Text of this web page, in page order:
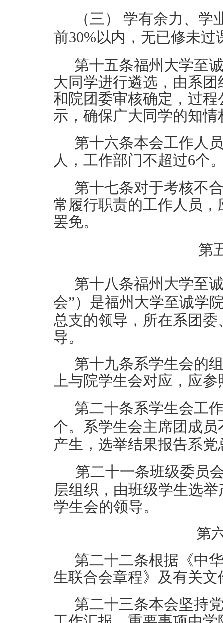
（三） 学有余力、学
前30%以内，无已修未过
第十五条福州大学至
大同学进行遴选，由系团
和院团委审核确定，过
示，确保广大同学的知
第十六条本会工作人
人，工作部门不超过6个
第十七条对于考核不
常履行职责的工作人员
罢免。
第
第十八条福州大学至
会”）是福州大学至诚学
总支的领导，所在系团委
导。
第十九条系学生会的
上与院学生会对应，应
第二十条系学生会工
个。 系学生会主席团成员
产生，选举结果报告系党
第二十一条班级委员
层组织，由班级学生选
学生会的领导。
第
第二十二条根据《中
生联合会章程》及有关
第二十三条本会坚持